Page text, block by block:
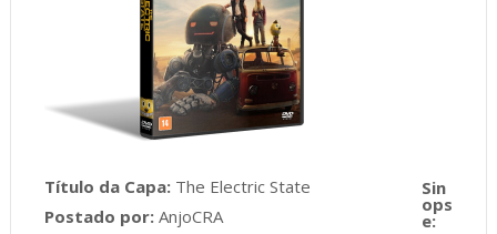
Título da Capa:The Electric State
Postado por:AnjoCRA